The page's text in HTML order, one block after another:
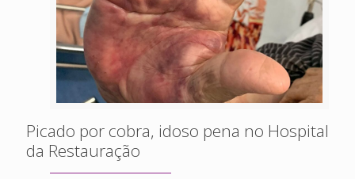
Picado por cobra, idoso pena no Hospital
da Restauração